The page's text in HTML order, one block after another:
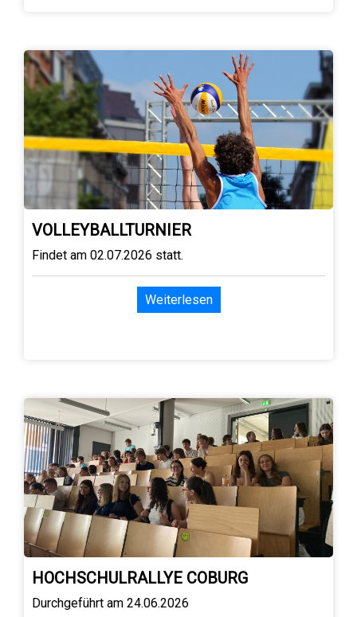
VOLLEYBALLTURNIER
Findet am 02.07.2026 statt.
Weiterlesen
HOCHSCHULRALLYE COBURG
Durchgeführt am 24.06.2026